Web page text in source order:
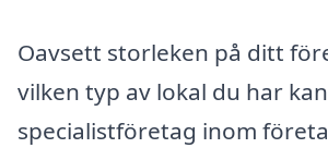
Oavsett storleken på ditt
vilken typ av lokal du har
specialistföretag inom